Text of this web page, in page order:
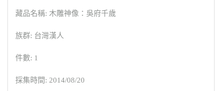
藏品名稱: 木雕神像：吳府千歲
族群: 台灣漢人
件數: 1
採集時間: 2014/08/20